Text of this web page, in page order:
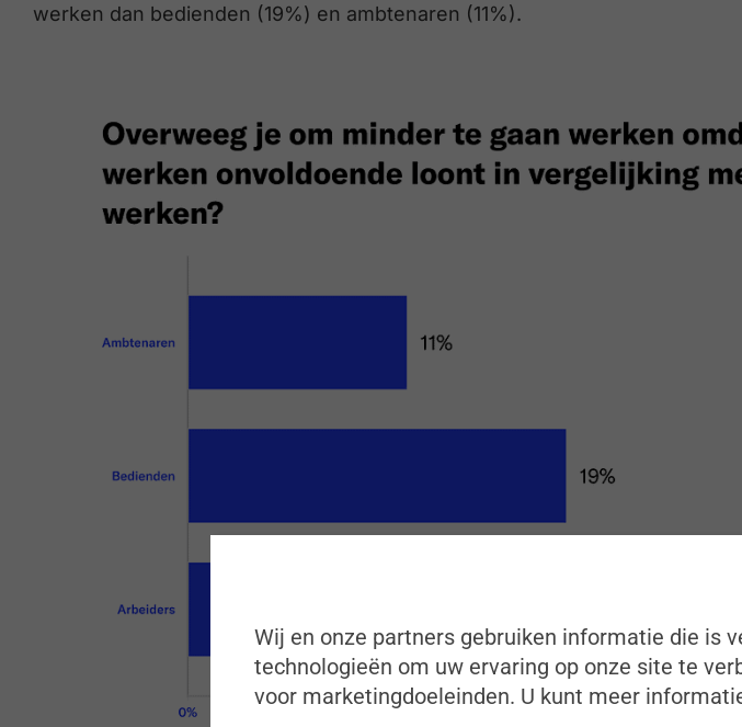
werken dan bedienden (19%) en ambtenaren (11%).
Wij en onze partners gebruiken informatie die is
technologieën om uw ervaring op onze site te
voor marketingdoeleinden. U kunt meer